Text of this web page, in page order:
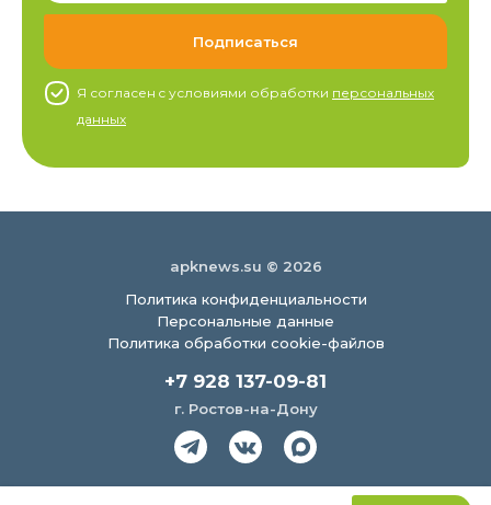
Я согласен c условиями обработки персональных
данных
apknews.su © 2026
Политика конфиденциальности
Персональные данные
Политика обработки cookie-файлов
+7 928 137-09-81
г. Ростов-на-Дону